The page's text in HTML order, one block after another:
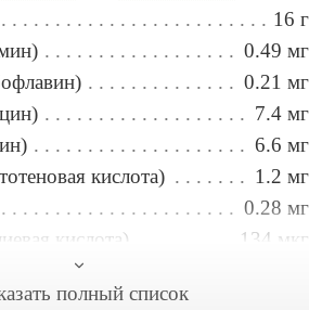
16 г
0.49 мг
0.21 мг
7.4 мг
6.6 мг
кислота)
1.2 мг
0.28 мг
кислота)
134 мкг
полный список